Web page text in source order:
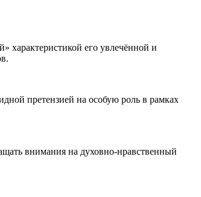
характеристикой его увлечённой и
претензией на особую роль в рамках
внимания на духовно-нравственный